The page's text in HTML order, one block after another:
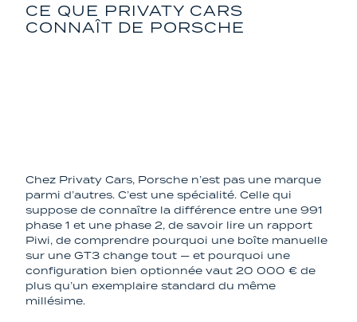
CE QUE PRIVATY CARS
CONNAÎT DE PORSCHE
Chez Privaty Cars, Porsche n’est pas une marque
parmi d’autres. C’est une spécialité. Celle qui
suppose de connaître la différence entre une 991
phase 1 et une phase 2, de savoir lire un rapport
Piwi, de comprendre pourquoi une boîte manuelle
sur une GT3 change tout — et pourquoi une
configuration bien optionnée vaut 20 000 € de
plus qu’un exemplaire standard du même
millésime.